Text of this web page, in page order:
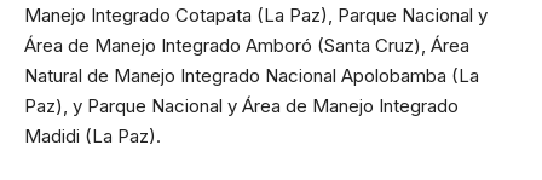
Manejo Integrado Cotapata (La Paz), Parque Nacional y
Área de Manejo Integrado Amboró (Santa Cruz), Área
Natural de Manejo Integrado Nacional Apolobamba (La
Paz), y Parque Nacional y Área de Manejo Integrado
Madidi (La Paz).